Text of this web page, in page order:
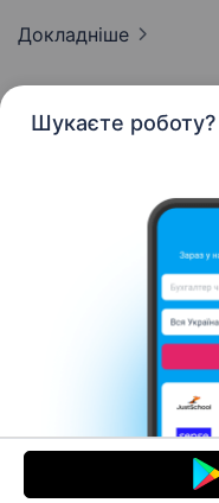
Шукаєте
Докладніше
Контакти